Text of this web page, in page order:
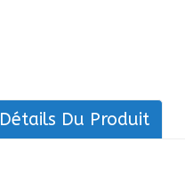
Détails Du Produit